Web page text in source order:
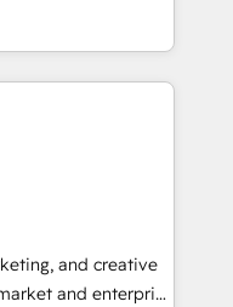
fixing existing
|
project... ⬅️
150+ Kickstart
in the center
💰 Sage or
✍️ DocuSign or
and creative
and enterprise